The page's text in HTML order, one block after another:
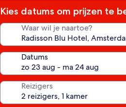
Kies datums om prijzen te
Waar wil je naartoe?
Datums
Reizigers